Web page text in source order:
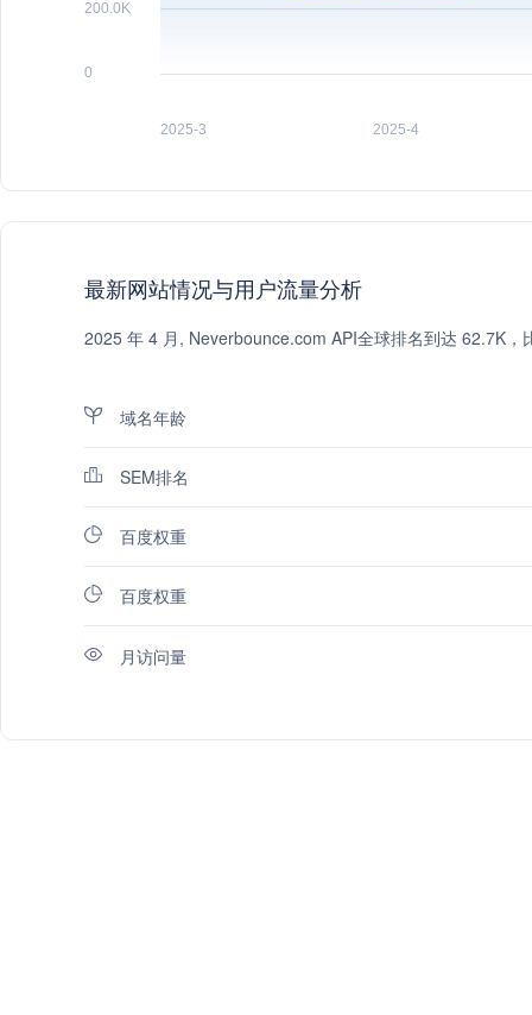
最新网站情况与用户流量分析
2025 年 4 月, Neverbounce.com API全球排名到达 62.7K
域名年龄
SEM排名
百度权重
百度权重
月访问量